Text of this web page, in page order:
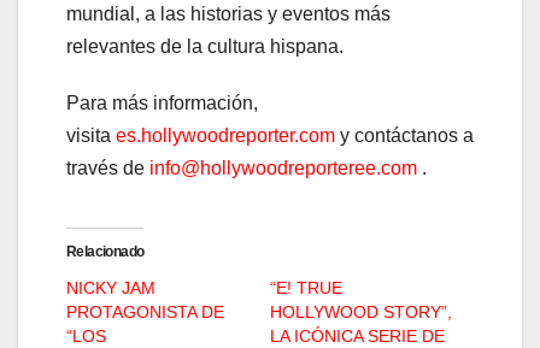
mundial, a las historias y eventos más
relevantes de la cultura hispana.
Para más información,
visita es.hollywoodreporter.com y contáctanos a
través de info@hollywoodreporteree.com .
Relacionado
NICKY JAM
PROTAGONISTA DE
“LOS
“E! TRUE
HOLLYWOOD STORY”,
LA ICÓNICA SERIE DE